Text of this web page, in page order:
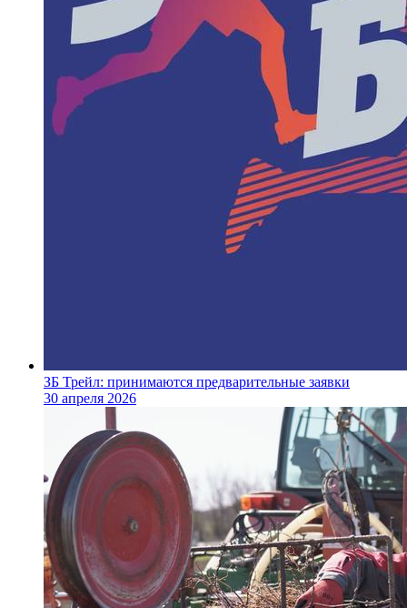
ЗБ Трейл: принимаются предварительные заявки
30 апреля 2026